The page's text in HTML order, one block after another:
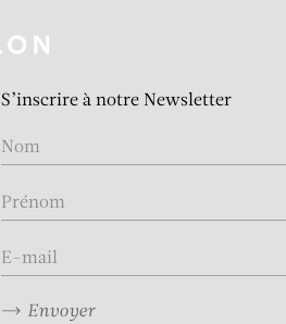
S’inscrire à notre Newsletter
Envoyer